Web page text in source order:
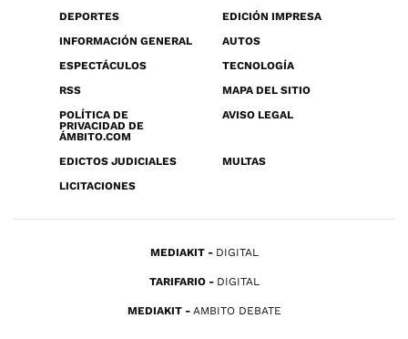
DEPORTES
EDICIÓN IMPRESA
INFORMACIÓN GENERAL
AUTOS
ESPECTÁCULOS
TECNOLOGÍA
RSS
MAPA DEL SITIO
POLÍTICA DE
PRIVACIDAD DE
ÁMBITO.COM
AVISO LEGAL
EDICTOS JUDICIALES
MULTAS
LICITACIONES
MEDIAKIT DIGITAL
TARIFARIO DIGITAL
MEDIAKIT AMBITO DEBATE